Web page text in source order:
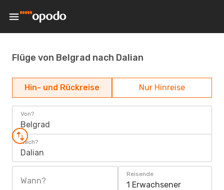
Flüge von Belgrad nach Dalian
Hin- und Rückreise Nur Hinreise
Von?
Belgrad
Nach?
Dalian
Wann?
Reisende
1 Erwachsener